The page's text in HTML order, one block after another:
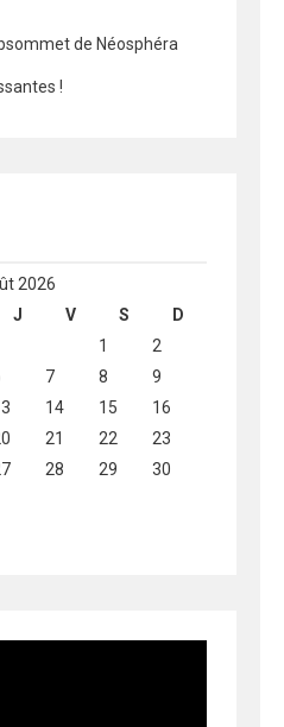
de Néosphéra
!
2026
J V S
D
1
2
7 8
9
14 15
16
21 22
23
28 29
30